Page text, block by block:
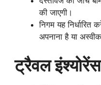
की जाएगी।
निगम यह निर्धारित
अपनाना है या
ट्रैवल